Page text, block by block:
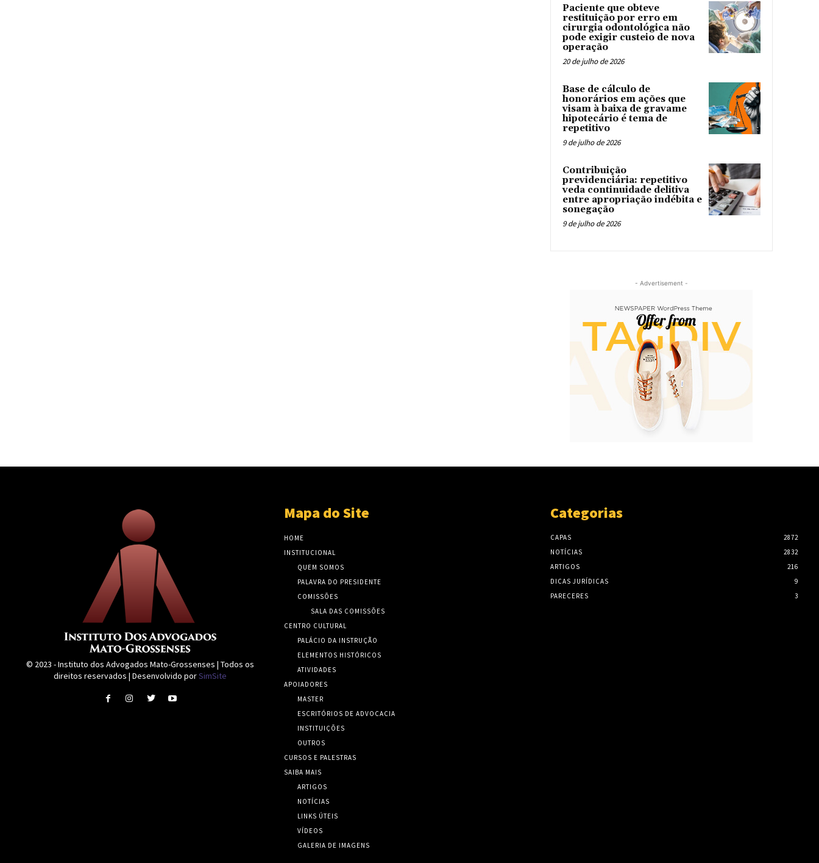
Paciente que obteve
restituição por erro em
cirurgia odontológica não
pode exigir custeio de nova
operação
20 de julho de 2026
Base de cálculo de
honorários em ações que
visam à baixa de gravame
hipotecário é tema de
repetitivo
9 de julho de 2026
Contribuição
previdenciária: repetitivo
veda continuidade delitiva
entre apropriação indébita e
sonegação
9 de julho de 2026
- Advertisement -
© 2023 - Instituto dos Advogados Mato-Grossenses | Todos os
direitos reservados | Desenvolvido porSimSite
Mapa do Site
HOME
INSTITUCIONAL
QUEM SOMOS
PALAVRA DO PRESIDENTE
COMISSÕES
SALA DAS COMISSÕES
CENTRO CULTURAL
PALÁCIO DA INSTRUÇÃO
ELEMENTOS HISTÓRICOS
ATIVIDADES
APOIADORES
MASTER
ESCRITÓRIOS DE ADVOCACIA
INSTITUIÇÕES
OUTROS
CURSOS E PALESTRAS
SAIBA MAIS
ARTIGOS
NOTÍCIAS
LINKS ÚTEIS
VÍDEOS
GALERIA DE IMAGENS
Categorias
CAPAS
2872
NOTÍCIAS
2832
ARTIGOS
216
DICAS JURÍDICAS
9
PARECERES
3